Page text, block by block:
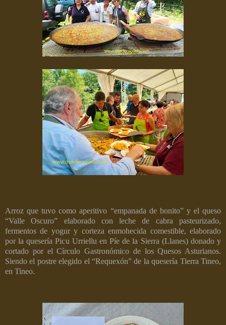
Arroz que tuvo como aperitivo “empanada de bonito” y el queso
“Valle Oscuro” elaborado con leche de cabra pasteurizado,
fermentos de yogur y corteza enmohecida comestible, elaborado
por la quesería Picu Urriellu en Píe de la Sierra (Llanes) donado y
cortado por el Círculo Gastronómico de los Quesos Asturianos.
Siendo el postre elegido el “Requexón” de la quesería Tierra Tineo,
en Tineo.